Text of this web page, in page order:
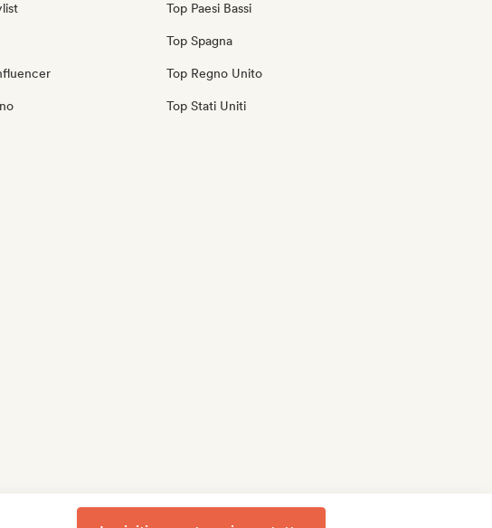
Top Paesi Bassi
Top Spagna
Top Regno Unito
Top Stati Uniti